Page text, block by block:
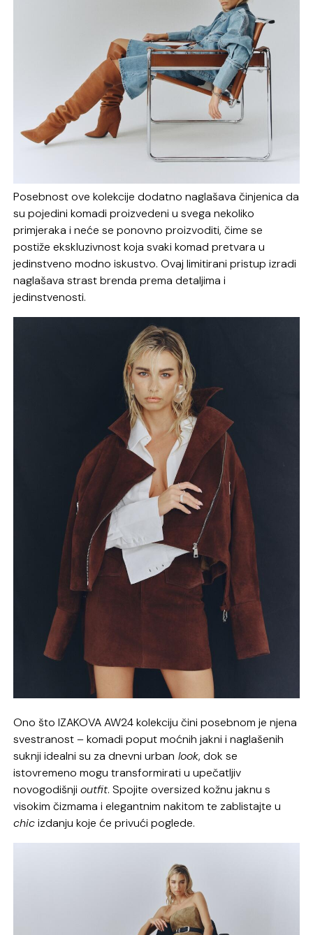
Posebnost ove kolekcije dodatno naglašava činjenica da
su pojedini komadi proizvedeni u svega nekoliko
primjeraka i neće se ponovno proizvoditi, čime se
postiže ekskluzivnost koja svaki komad pretvara u
jedinstveno modno iskustvo. Ovaj limitirani pristup izradi
naglašava strast brenda prema detaljima i
jedinstvenosti.
Ono što IZAKOVA AW24 kolekciju čini posebnom je njena
svestranost – komadi poput moćnih jakni i naglašenih
suknji idealni su za dnevni urban look, dok se
istovremeno mogu transformirati u upečatljiv
novogodišnjioutfit. Spojite oversized kožnu jaknu s
visokim čizmama i elegantnim nakitom te zablistajte u
chicizdanju koje će privući poglede.